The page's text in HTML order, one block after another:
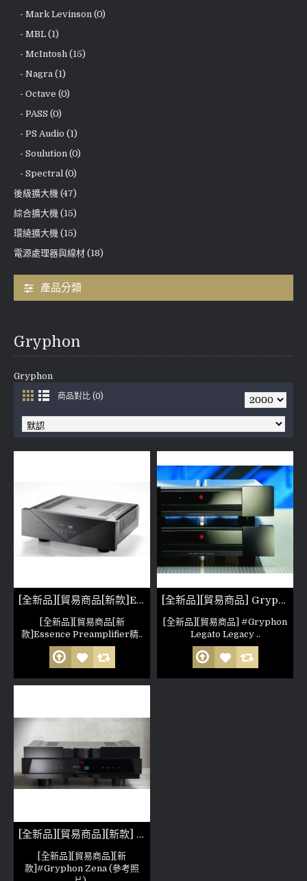
- Mark Levinson (0)
- MBL (1)
- McIntosh (15)
- Nagra (1)
- Octave (0)
- PASS (0)
- PS Audio (1)
- Soulution (0)
- Spectral (0)
後級擴大機 (47)
綜合擴大機 (15)
環繞擴大機 (15)
電源處理器與線材 (18)
產品分類
Gryphon
Gryphon
商品對比 (0)
[全新品][貿易商品[新款]Essence Preamplifier 精髓純A類全平衡前級
[全新品][貿易商品[新
款]Essence Preamplifier精..
[全新品][貿易商品] Gryphon Legato Legacy phono (參考照片) 全平衡旗艦唱放
[全新品][貿易商品] #Gryphon
Legato Legacy ..
[全新品][貿易商品][新款] #Gryphon Zena (參考照片) 前級
[全新品][貿易商品][新
款]#Gryphon Zena (參考照